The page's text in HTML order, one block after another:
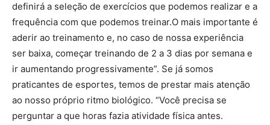
definirá a seleção de exercícios que podemos realizar e a
frequência com que podemos treinar.O mais importante é
aderir ao treinamento e, no caso de nossa experiência
ser baixa, começar treinando de 2 a 3 dias por semana e
ir aumentando progressivamente”. Se já somos
praticantes de esportes, temos de prestar mais atenção
ao nosso próprio ritmo biológico. “Você precisa se
perguntar a que horas fazia atividade física antes.